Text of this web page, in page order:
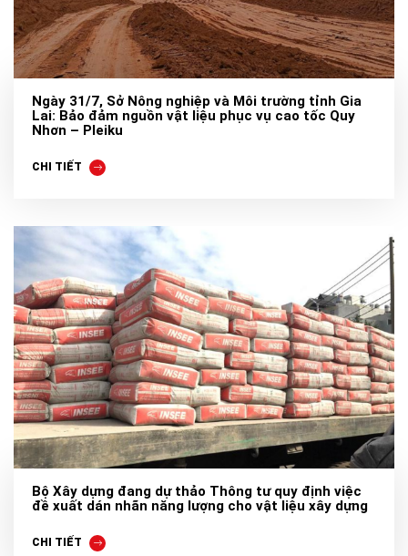
Ngày 31/7, Sở Nông nghiệp và Môi trường tỉnh Gia
Lai: Bảo đảm nguồn vật liệu phục vụ cao tốc Quy
Nhơn – Pleiku
CHI TIẾT
Bộ Xây dựng đang dự thảo Thông tư quy định việc
đề xuất dán nhãn năng lượng cho vật liệu xây dựng
CHI TIẾT